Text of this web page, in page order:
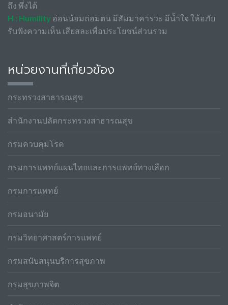
ถึง พึ่งได้
H : Humility อ่อนน้อมถ่อมตน มีสัมมาคารวะ มีน้ำใจ ให้อภัย
รับฟังความเห็น เสียสละเพื่อประโยชน์ส่วนรวม
หน่วยงานที่เกี่ยวข้อง
กระทรวงสาธารณสุข
สำนักงานปลัดกระทรวงสาธารณสุข
กรมควบคุมโรค
กรมการแพทย์แผนไทยและการแพทย์ทางเลือก
กรมการแพทย์
กรมอนามัย
กรมวิทยาศาสตร์การแพทย์
กรมสนับสนุนบริการสุขภาพ
กรมสุขภาพจิต